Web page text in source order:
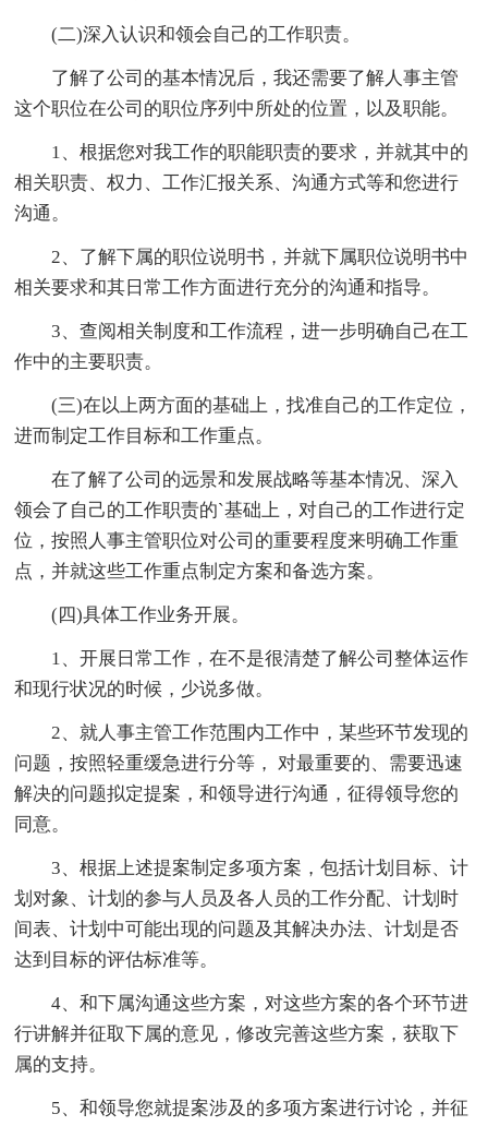
(二)深入认识和领会自己的工作职责。
了解了公司的基本情况后，我还需要了解人事主管
这个职位在公司的职位序列中所处的位置，以及职能。
1、根据您对我工作的职能职责的要求，并就其中的
相关职责、权力、工作汇报关系、沟通方式等和您进行
沟通。
2、了解下属的职位说明书，并就下属职位说明书中
相关要求和其日常工作方面进行充分的沟通和指导。
3、查阅相关制度和工作流程，进一步明确自己在工
作中的主要职责。
(三)在以上两方面的基础上，找准自己的工作定位，
进而制定工作目标和工作重点。
在了解了公司的远景和发展战略等基本情况、深入
领会了自己的工作职责的`基础上，对自己的工作进行定
位，按照人事主管职位对公司的重要程度来明确工作重
点，并就这些工作重点制定方案和备选方案。
(四)具体工作业务开展。
1、开展日常工作，在不是很清楚了解公司整体运作
和现行状况的时候，少说多做。
2、就人事主管工作范围内工作中，某些环节发现的
问题，按照轻重缓急进行分等， 对最重要的、需要迅速
解决的问题拟定提案，和领导进行沟通，征得领导您的
同意。
3、根据上述提案制定多项方案，包括计划目标、计
划对象、计划的参与人员及各人员的工作分配、计划时
间表、计划中可能出现的问题及其解决办法、计划是否
达到目标的评估标准等。
4、和下属沟通这些方案，对这些方案的各个环节进
行讲解并征取下属的意见，修改完善这些方案，获取下
属的支持。
5、和领导您就提案涉及的多项方案进行讨论，并征